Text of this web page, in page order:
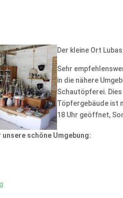
Der kleine Ort
Sehr
in die nähere
Schautöpferei.
Töpfergebäude ist
18 Uhr geöffnet,
unsere schöne Umgebung: